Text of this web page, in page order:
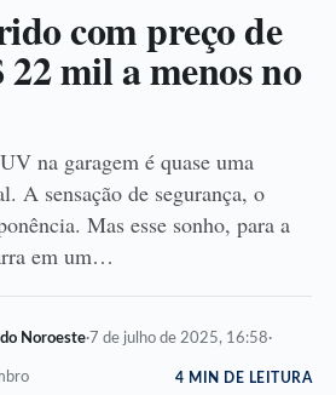
com preço de
mil a menos no
na garagem é quase uma
A sensação de segurança, o
Mas esse sonho, para a
em um…
Noroeste·7 de julho de 2025, 16:58·
4 MIN DE LEITURA